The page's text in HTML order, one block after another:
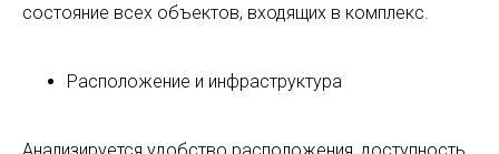
состояние всех объектов, входящих в комплекс.
Расположение и инфраструктура